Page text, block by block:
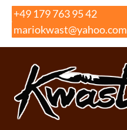
Skip
content
+49 179 763 95 42
mariokwast@yahoo.com